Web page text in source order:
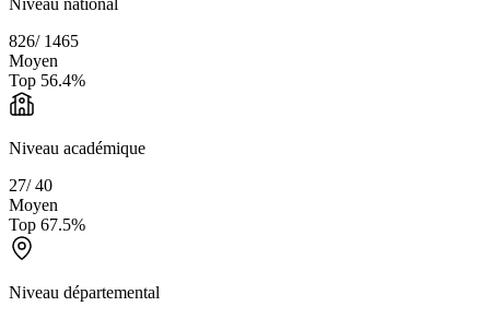
826/ 1465
Moyen
Top 56.4%
Niveau académique
27/40
Moyen
Top 67.5%
Niveau départemental